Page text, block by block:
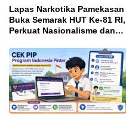
Lapas Narkotika Pamekasan
Buka Semarak HUT Ke-81 RI,
Perkuat Nasionalisme dan